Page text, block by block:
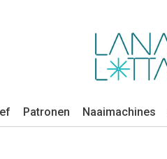
Patronen Naaimachines